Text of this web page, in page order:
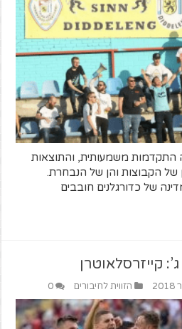
התקדמות משמעותית, והתוצאות
הקבוצות והן של הנבחרת.
של כדורגלנים חובבים
קייזרסלאוטרן
הזווית לחיבורים 0